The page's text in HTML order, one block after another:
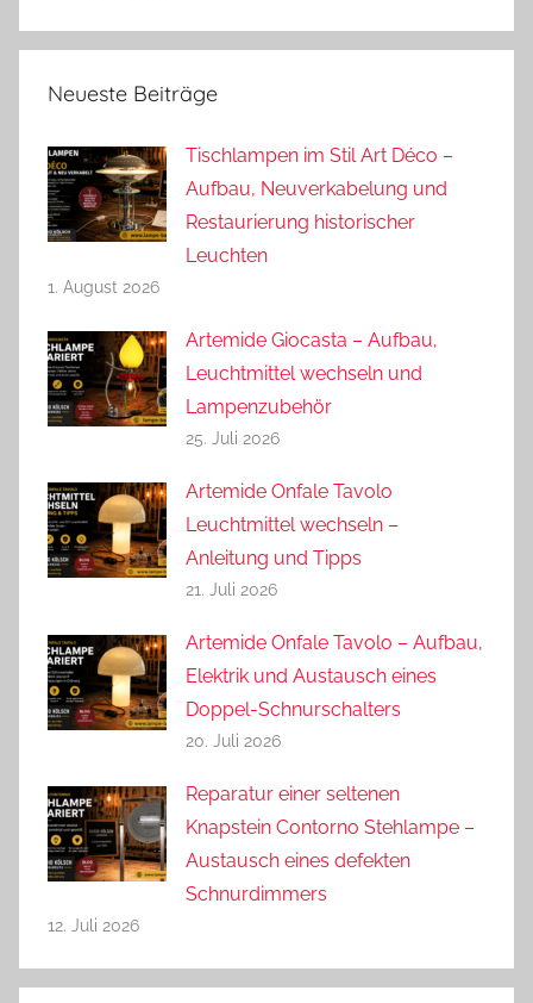
Neueste Beiträge
Tischlampen im Stil Art Déco –
Aufbau, Neuverkabelung und
Restaurierung historischer
Leuchten
1. August 2026
Artemide Giocasta – Aufbau,
Leuchtmittel wechseln und
Lampenzubehör
25. Juli 2026
Artemide Onfale Tavolo
Leuchtmittel wechseln –
Anleitung und Tipps
21. Juli 2026
Artemide Onfale Tavolo – Aufbau,
Elektrik und Austausch eines
Doppel-Schnurschalters
20. Juli 2026
Reparatur einer seltenen
Knapstein Contorno Stehlampe –
Austausch eines defekten
Schnurdimmers
12. Juli 2026